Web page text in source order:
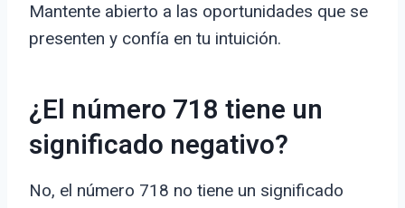
Mantente abierto a las oportunidades que se
presenten y confía en tu intuición.
¿El número 718 tiene un
significado negativo?
No, el número 718 no tiene un significado